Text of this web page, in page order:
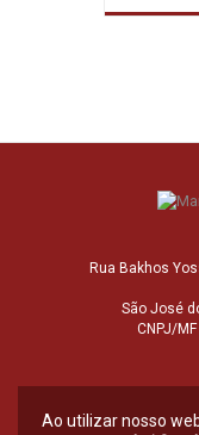
Rua Bakhos
São José
CNPJ/
Ao utilizar nosso